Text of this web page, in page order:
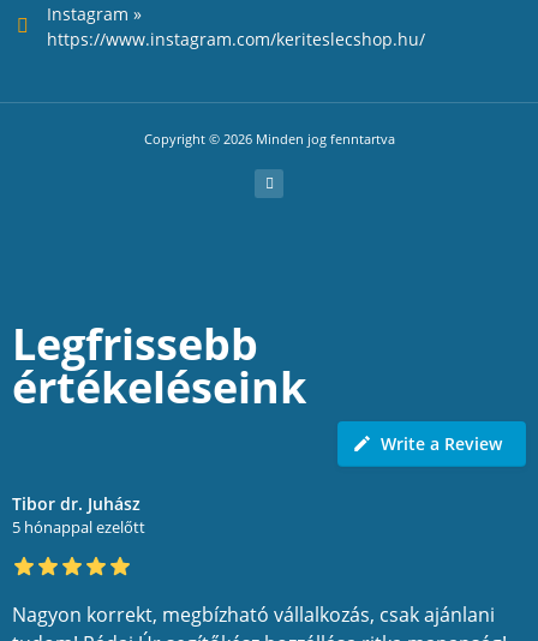
Instagram »
https://www.instagram.com/keriteslecshop.hu/
Copyright © 2026 Minden jog fenntartva
Legfrissebb
értékeléseink
Write a Review
Tibor dr. Juhász
5 hónappal ezelőtt
Nagyon korrekt, megbízható vállalkozás, csak ajánlani